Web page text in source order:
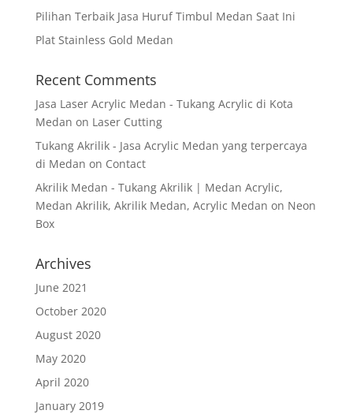
Pilihan Terbaik Jasa Huruf Timbul Medan Saat Ini
Plat Stainless Gold Medan
Recent Comments
Jasa Laser Acrylic Medan - Tukang Acrylic di Kota
Medan on Laser Cutting
Tukang Akrilik - Jasa Acrylic Medan yang terpercaya
di Medan on Contact
Akrilik Medan - Tukang Akrilik | Medan Acrylic,
Medan Akrilik, Akrilik Medan, Acrylic Medan on Neon
Box
Archives
June 2021
October 2020
August 2020
May 2020
April 2020
January 2019